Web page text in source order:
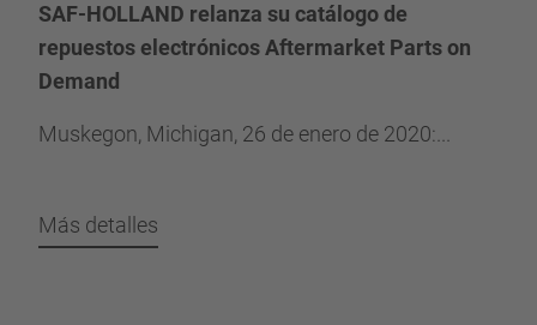
SAF-HOLLAND relanza su catálogo de
repuestos electrónicos Aftermarket Parts on
Demand
Muskegon, Michigan, 26 de enero de 2020:...
Más detalles